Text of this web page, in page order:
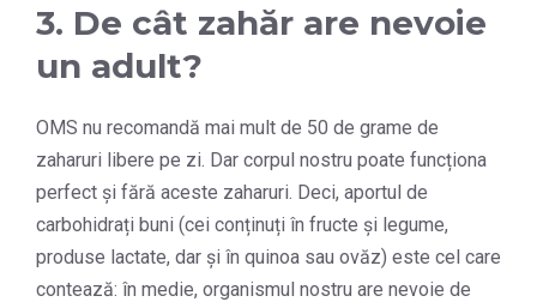
3. De cât zahăr are nevoie
un adult?
OMS nu recomandă mai mult de 50 de grame de
zaharuri libere pe zi. Dar corpul nostru poate funcționa
perfect și fără aceste zaharuri. Deci, aportul de
carbohidrați buni (cei conținuți în fructe și legume,
produse lactate, dar și în quinoa sau ovăz) este cel care
contează: în medie, organismul nostru are nevoie de